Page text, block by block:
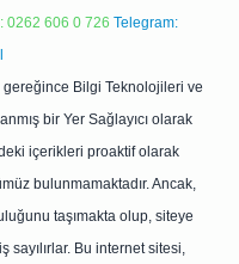
0262 606 0 726 Telegram:
gereğince Bilgi Teknolojileri ve
bir Yer Sağlayıcı olarak
içerikleri proaktif olarak
bulunmamaktadır. Ancak,
taşımakta olup, siteye
Bu internet sitesi,